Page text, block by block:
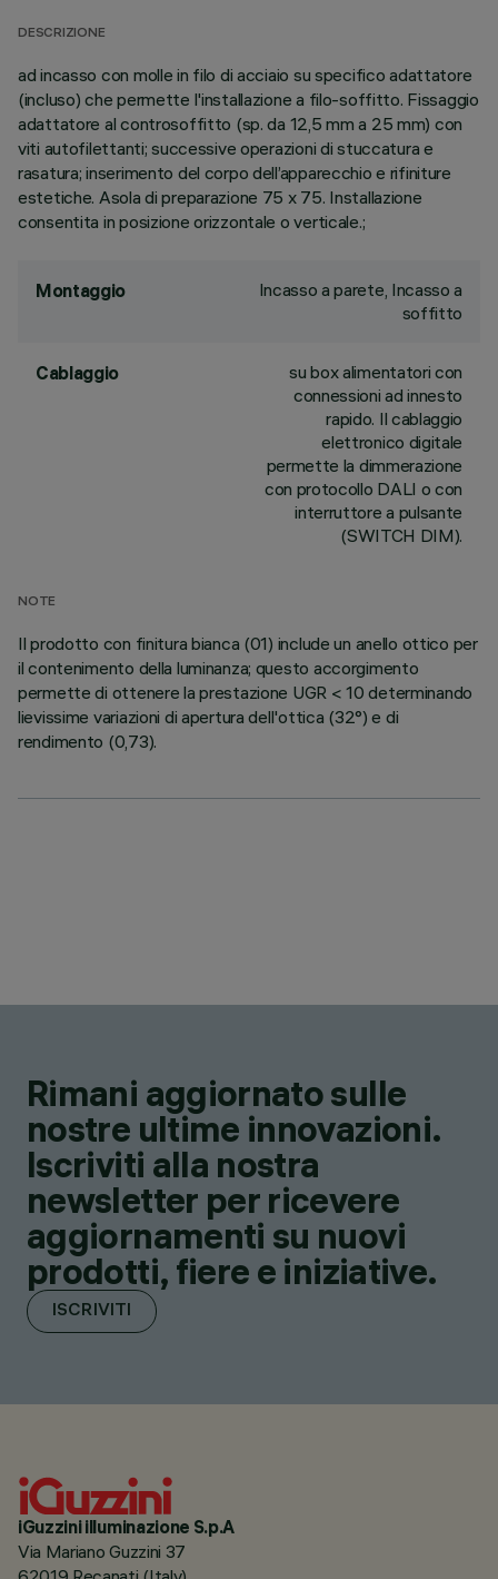
DESCRIZIONE
ad incasso con molle in filo di acciaio su specifico adattatore
(incluso) che permette l'installazione a filo-soffitto. Fissaggio
adattatore al controsoffitto (sp. da 12,5 mm a 25 mm) con
viti autofilettanti; successive operazioni di stuccatura e
rasatura; inserimento del corpo dell’apparecchio e rifiniture
estetiche. Asola di preparazione 75 x 75. Installazione
consentita in posizione orizzontale o verticale.;
Montaggio
Incasso a parete, Incasso a
soffitto
Cablaggio
su box alimentatori con
connessioni ad innesto
rapido. Il cablaggio
elettronico digitale
permette la dimmerazione
con protocollo DALI o con
interruttore a pulsante
(SWITCH DIM).
NOTE
Il prodotto con finitura bianca (01) include un anello ottico per
il contenimento della luminanza; questo accorgimento
permette di ottenere la prestazione UGR < 10 determinando
lievissime variazioni di apertura dell'ottica (32°) e di
rendimento (0,73).
Rimani aggiornato sulle
nostre ultime innovazioni.
Iscriviti alla nostra
newsletter per ricevere
aggiornamenti su nuovi
prodotti, fiere e iniziative.
ISCRIVITI
iGuzzini illuminazione S.p.A
Via Mariano Guzzini 37